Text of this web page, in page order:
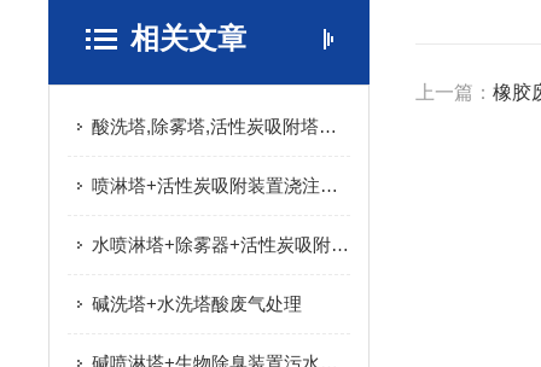
相关文章
酸洗塔,除雾塔,活性炭吸附塔处理烘干废气
喷淋塔+活性炭吸附装置浇注废气颗粒物处理设备使用说明书
水喷淋塔+除雾器+活性炭吸附装置处理密闭喷粉车间固化工序产生的废气
碱洗塔+水洗塔酸废气处理
碱喷淋塔+生物除臭装置污水站废气组合处理工艺
上一篇： 橡胶